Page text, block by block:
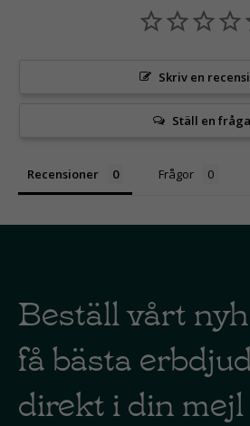
Skriv en
Ställ en fråga
Recensioner Frågor
Beställ vårt
få bästa
direkt i din mejl